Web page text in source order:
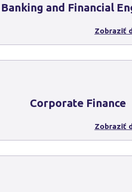
Banking and Financial
Zobraziť
Corporate Finance
Zobraziť